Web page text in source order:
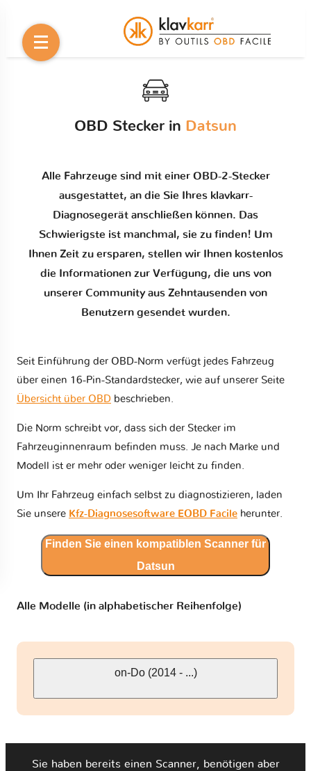
OBD Stecker in Datsun
Alle Fahrzeuge sind mit einer OBD-2-Stecker
ausgestattet, an die Sie Ihres klavkarr-
Diagnosegerät anschließen können. Das
Schwierigste ist manchmal, sie zu finden! Um
Ihnen Zeit zu ersparen, stellen wir Ihnen kostenlos
die Informationen zur Verfügung, die uns von
unserer Community aus Zehntausenden von
Benutzern gesendet wurden.
Seit Einführung der OBD-Norm verfügt jedes Fahrzeug
über einen 16-Pin-Standardstecker, wie auf unserer Seite
Übersicht über OBD beschrieben.
Die Norm schreibt vor, dass sich der Stecker im
Fahrzeuginnenraum befinden muss. Je nach Marke und
Modell ist er mehr oder weniger leicht zu finden.
Um Ihr Fahrzeug einfach selbst zu diagnostizieren, laden
Sie unsere Kfz-Diagnosesoftware EOBD Facile herunter.
Finden Sie einen kompatiblen Scanner für
Datsun
Alle Modelle (in alphabetischer Reihenfolge)
on-Do (2014 - ...)
Sie haben bereits einen Scanner, benötigen aber